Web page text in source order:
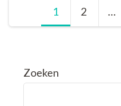
Berichtnavigatie
Pagina
1 Pagina
2 …
Zoeken